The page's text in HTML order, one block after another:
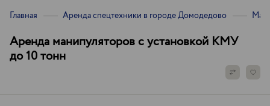
Главная Аренда спецтехники в городе Домодедово
Аренда манипуляторов с установкой КМУ
до 10 тонн